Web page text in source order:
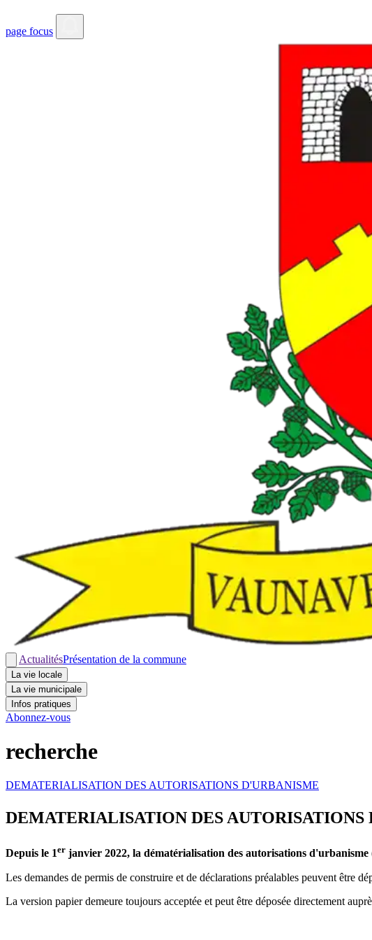
page focus
ActualitésPrésentation de la commune
La vie locale
La vie municipale
Infos pratiques
Abonnez-vous
recherche